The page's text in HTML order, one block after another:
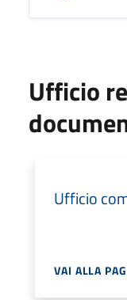
Ufficio
Ufficio
VAI ALLA